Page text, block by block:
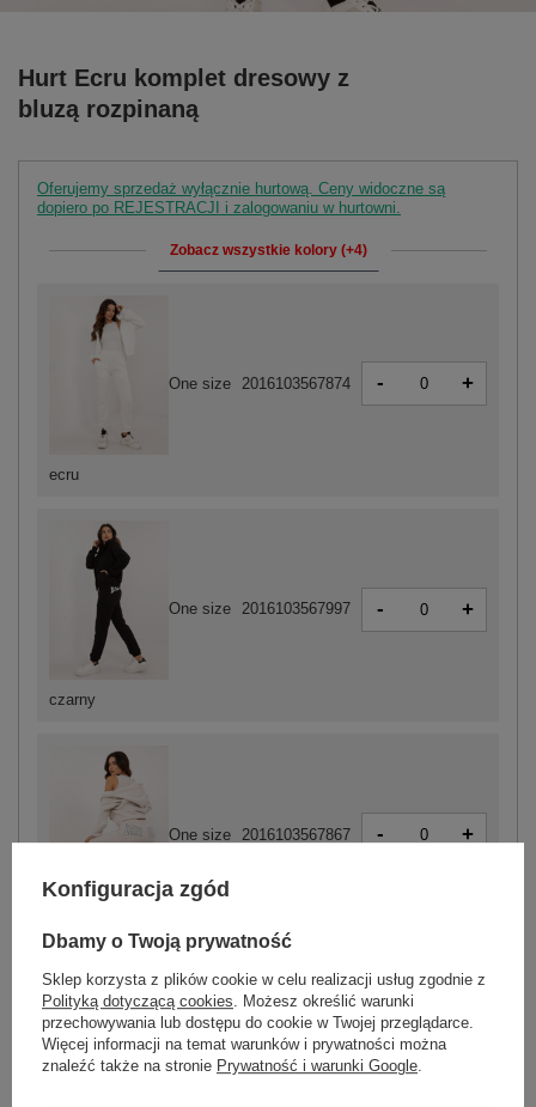
Hurt Ecru komplet dresowy z
bluzą rozpinaną
Oferujemy sprzedaż wyłącznie hurtową. Ceny widoczne są
dopiero po REJESTRACJI i zalogowaniu w hurtowni.
Zobacz wszystkie kolory (+4)
czarny
One size 2016103567997 - +
ecru
One size 2016103567874 - +
One size 2016103567867 - +
Zobacz wszystkie kolory (+4)
ZALOGUJ SIĘ I ZOBACZ CENĘ
Konfiguracja zgód
Dbamy o Twoją prywatność
Sklep korzysta z plików cookie w celu realizacji usług zgodnie z
Polityką dotyczącą cookies . Możesz określić warunki
przechowywania lub dostępu do cookie w Twojej przeglądarce.
Więcej informacji na temat warunków i prywatności można
znaleźć także na stronie Prywatność i warunki Google